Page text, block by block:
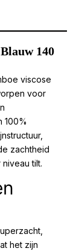
140
viscose
voor
100%
zachtheid
tilt.
het zijn